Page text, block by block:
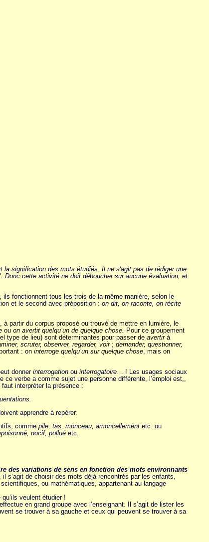
signification des mots étudiés. Il ne s'agit pas de rédiger une
cette activité ne doit déboucher sur aucune évaluation, et
fonctionnent tous les trois de la même manière, selon le
et le second avec préposition : on dit, on raconte, on récite
à partir du corpus proposé ou trouvé de mettre en lumière, le
ou on avertit quelqu’un de quelque chose. Pour ce groupement
type de lieu) sont déterminantes pour passer de avertirà
scruter, observer, regarder, voir; demander, questionner,
: on interroge quelqu’un sur quelque chose, mais on
donnerinterrogationou interrogatoire… ! Les usages sociaux
ce verbe a comme sujet une personne différente, l’emploi est,,
faut interpréter la présence :
apprendre à repérer.
comme pile, tas, monceau, amoncellementetc. ou
nocif, polluéetc.
des variations de sens en fonction des mots environnants
il s’agit de choisir des mots déjà rencontrés par les enfants,
ou mathématiques, appartenant au langage
veulent étudier !
en grand groupe avec l’enseignant. Il s’agit de lister les
se trouver à sa gauche et ceux qui peuvent se trouver à sa